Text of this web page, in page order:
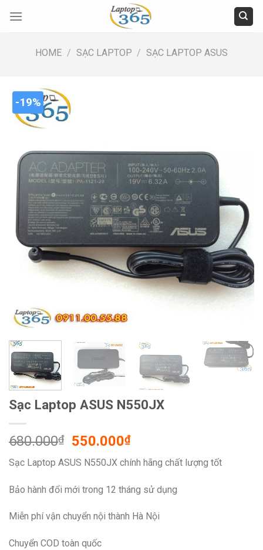
HOME / SẠC LAPTOP / SẠC LAPTOP ASUS
-19%
Sạc Laptop ASUS N550JX
680.000₫
Original
price
was:
680.000₫.
550.000₫Current
price
is:
550.000₫.
Sạc Laptop ASUS N550JX chính hãng chất lượng tốt
Bảo hành đổi mới trong 12 tháng sử dụng
Miễn phí vận chuyển nội thành Hà Nội
Chuyển COD toàn quốc